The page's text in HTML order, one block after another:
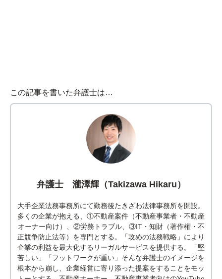
この記事を書いた弁護士は…
弁護士 瀧澤輝（Takizawa Hikaru）
大手企業法務事務所にて勤務後たきざわ法律事務所を開設。
多くの企業が抱える、①不動産案件（不動産事業者・不動産
オーナー向け）、②労務トラブル、③IT・知財（著作権・不
正競争防止法等）を専門とする。「攻めの法務戦略」により
企業の利益を最大化するリーガルサービスを提供する。「堅
苦しい」「フットワークが重い」そんな弁護士のイメージを
根本から崩し、企業経営に寄り添った提案をすることをモッ